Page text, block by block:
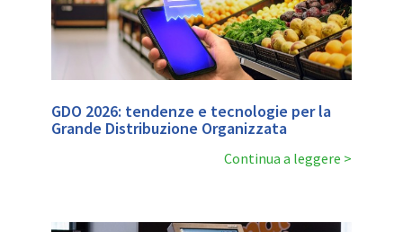
GDO 2026: tendenze e tecnologie per la
Grande Distribuzione Organizzata
Continua a leggere